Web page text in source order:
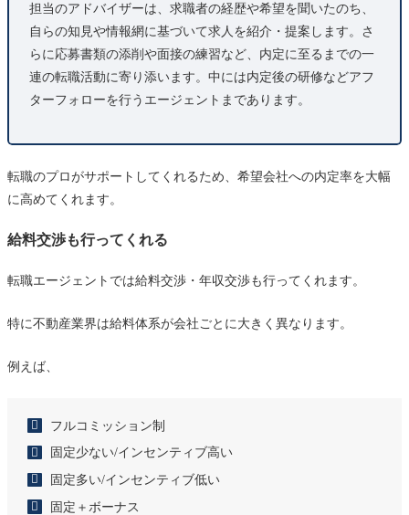
担当のアドバイザーは、求職者の経歴や希望を聞いたのち、
自らの知見や情報網に基づいて求人を紹介・提案します。さ
らに応募書類の添削や面接の練習など、内定に至るまでの一
連の転職活動に寄り添います。中には内定後の研修などアフ
ターフォローを行うエージェントまであります。
転職のプロがサポートしてくれるため、希望会社への内定率を大幅
に高めてくれます。
給料交渉も行ってくれる
転職エージェントでは給料交渉・年収交渉も行ってくれます。
特に不動産業界は給料体系が会社ごとに大きく異なります。
例えば、
フルコミッション制
固定少ない/インセンティブ高い
固定多い/インセンティブ低い
固定＋ボーナス